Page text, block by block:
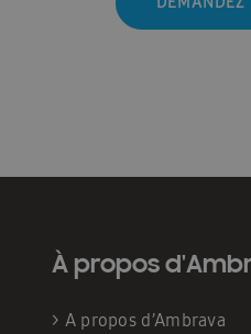
À propos
> A propos d’Ambrava